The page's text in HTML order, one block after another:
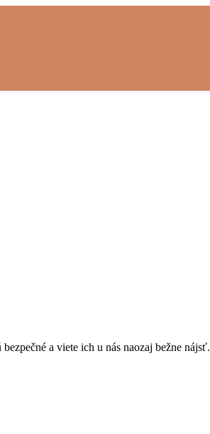
a viete ich u nás naozaj bežne nájsť.